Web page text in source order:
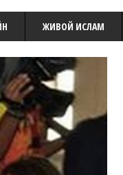
ЖИВОЙ ИСЛАМ